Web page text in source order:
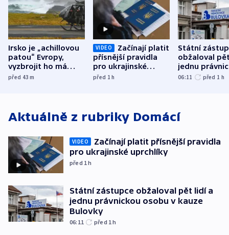
Irsko je „achillovou
patou“ Evropy,
vyzbrojit ho má
Francie
před 43m
VIDEO
Začínají platit
přísnější pravidla
pro ukrajinské
uprchlíky
před 1h
Státní
obžaloval
jednu
osobu v
06:11 před 1 h
Aktuálně z rubriky Domácí
VIDEO
Začínají platit přísnější pravidla
pro ukrajinské uprchlíky
před 1h
Státní zástupce obžaloval pět lidí a
jednu právnickou osobu v kauze
Bulovky
06:11 před 1h